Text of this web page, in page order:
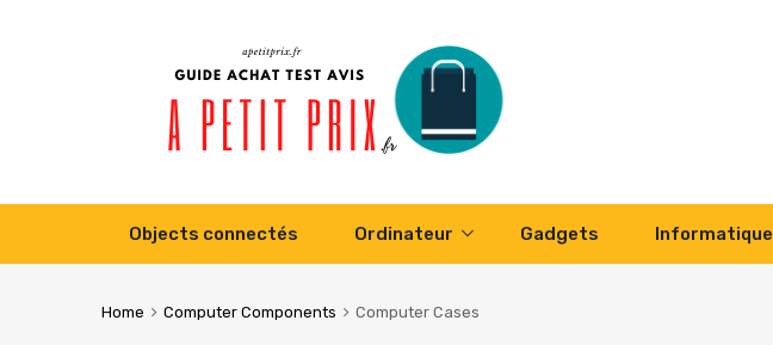
Objects connectés Ordinateur Gadgets Informatique
Home Computer Components Computer Cases